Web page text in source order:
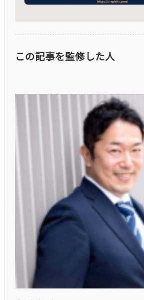
この記事を監修した人